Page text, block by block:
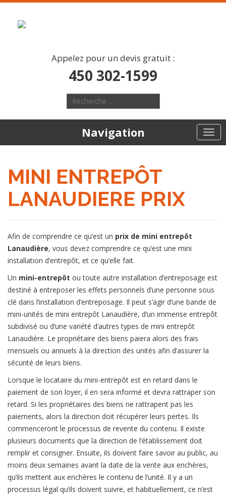
Appelez pour un devis gratuit :
450 302-1599
Navigation
MINI ENTREPÔT
LANAUDIERE PRIX
Afin de comprendre ce qu’est un prix de mini entrepôt
Lanaudière, vous devez comprendre ce qu’est une mini
installation d’entrepôt, et ce qu’elle fait.
Un mini-entrepôt ou toute autre installation d’entreposage est
destiné à entreposer les effets personnels d’une personne sous
clé dans l’installation d’entreposage. Il peut s’agir d’une bande de
mini-unités de mini entrepôt Lanaudière, d’un immense entrepôt
subdivisé ou d’une variété d’autres types de mini entrepôt
Lanaudière. Le propriétaire des biens paiera alors des frais
mensuels ou annuels à la direction des unités afin d’assurer la
sécurité de leurs biens.
Lorsque le locataire du mini-entrepôt est en retard dans le
paiement de son loyer, il en sera informé et devra rattraper son
retard. Si les propriétaires des biens ne rattrapent pas les
paiements, alors la direction doit récupérer leurs pertes. Ils
commenceront le processus de revente du contenu. Il existe
plusieurs documents que la direction de l’établissement doit
remplir et consigner. Ensuite, ils doivent faire savoir au public, au
moins deux semaines avant la date de la vente aux enchères,
qu’ils mettent aux enchères le contenu de l’unité. Il y a un
processus légal qu’ils doivent suivre, et habituellement, ce n’est